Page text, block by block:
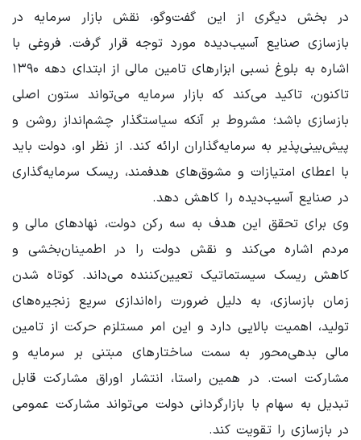
در بخش دیگری از این گفت‌وگو، نقش بازار سرمایه در
بازسازی صنایع آسیب‌دیده مورد توجه قرار گرفت. فروغی با
اشاره به بلوغ نسبی ابزارهای تامین مالی از ابتدای دهه ۱۳۹۰
تاکنون، تاکید می‌کند که بازار سرمایه می‌تواند ستون اصلی
بازسازی باشد؛ مشروط بر آنکه سیاستگذار چشم‌انداز روشن و
پیش‌بینی‌پذیر به سرمایه‌گذاران ارائه کند. از نظر او، دولت باید
با اعطای امتیازات و مشوق‌های هدفمند، ریسک سرمایه‌گذاری
در صنایع آسیب‌دیده را کاهش دهد.
وی برای تحقق این هدف به سه رکن دولت، نهادهای مالی و
مردم اشاره می‌کند و نقش دولت را در اطمینان‌بخشی و
کاهش ریسک سیستماتیک تعیین‌کننده می‌داند. کوتاه شدن
زمان بازسازی، به دلیل ضرورت راه‌اندازی سریع زنجیره‌های
تولید، اهمیت بالایی دارد و این امر مستلزم حرکت از تامین
مالی بدهی‌محور به سمت ساختارهای مبتنی بر سرمایه و
مشارکت است. در همین راستا، انتشار اوراق مشارکت قابل
تبدیل به سهام با بازارگردانی دولت می‌تواند مشارکت عمومی
در بازسازی را تقویت کند.